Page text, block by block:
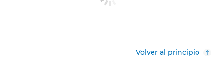
Volver al principio